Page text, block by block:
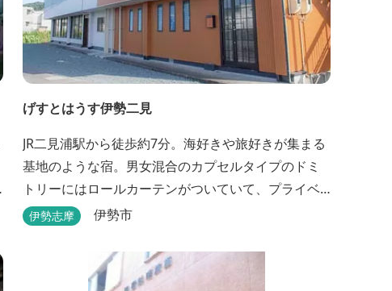
げすとはうす伊勢二見
JR二見浦駅から徒歩約7分。海好きや旅好きが集まる
基地のような宿。男女混合のカプセルタイプのドミ
トリーにはロールカーテンがついていて、プライベ
ートも守れます。
伊勢志摩 伊勢市